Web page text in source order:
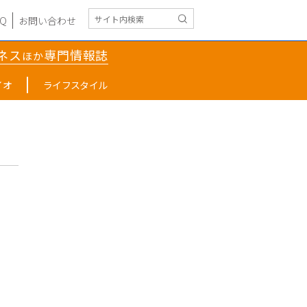
お問い合わせ
スほか専門情報誌
オ ライフスタイル